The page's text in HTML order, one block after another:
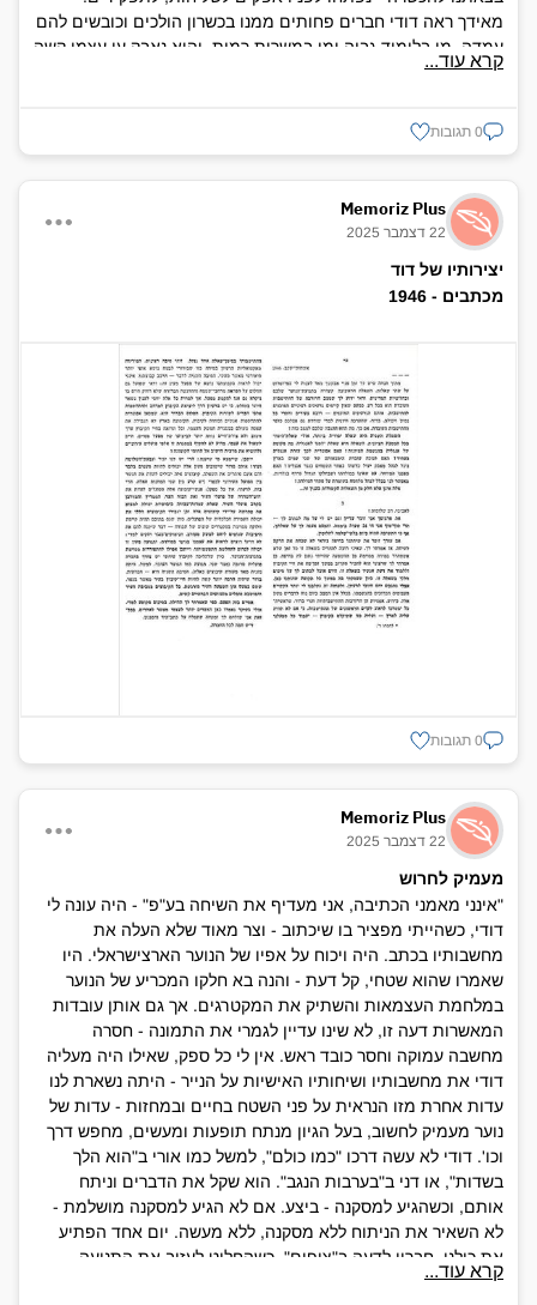
מאידך ראה דודי חברים פחותים ממנו בכשרון הולכים וכובשים להם
עמדה, מי בלימוד גבוה ומי במשרות רמות, והוא נאבק ען עצמו קשה
כדי להיווכח שמקומו הוא אך ורק במקום עבודה צנוע במשק קיבוצי.
והייתי רואה בזה הונאה עצמית - היה כועס ולא הודה כך מעולם.
דודי הוא אבטיפוס לרבים, שלא נתפתו לנוחיות, שהלכו אל הקשה
שלמים עם מעשיהם עד שהיו מוכנים לתת - ונתנו את החיים עצמם.
ג.ר. מתוך "מצבות על הדרך"
קרא עוד...
0 תגובות
Memoriz Plus
22 דצמבר 2025
יצירותיו של דוד
מכתבים - 1946
0 תגובות
Memoriz Plus
22 דצמבר 2025
מעמיק לחרוש
"אינני מאמני הכתיבה, אני מעדיף את השיחה בע"פ" - היה עונה לי
דודי, כשהייתי מפציר בו שיכתוב - וצר מאוד שלא העלה את
מחשבותיו בכתב. היה ויכוח על אפיו של הנוער הארצישראלי. היו
שאמרו שהוא שטחי, קל דעת - והנה בא חלקו המכריע של הנוער
במלחמת העצמאות והשתיק את המקטרגים. אך גם אותן עובדות
המאשרות דעה זו, לא שינו עדיין לגמרי את התמונה - חסרה
מחשבה עמוקה וחסר כובד ראש. אין לי כל ספק, שאילו היה מעליה
דודי את מחשבותיו ושיחותיו האישיות על הנייר - היתה נשארת לנו
עדות אחרת מזו הנראית על פני השטח בחיים ובמחזות - עדות של
נוער מעמיק לחשוב, בעל הגיון מנתח תופעות ומעשים, מחפש דרך
וכו'. דודי לא עשה דרכו "כמו כולם", למשל כמו אורי ב"הוא הלך
בשדות", או דני ב"בערבות הנגב". הוא שקל את הדברים וניתח
אותם, וכשהגיע למסקנה - ביצע. אם לא הגיע למסקנה מושלמת -
לא השאיר את הניתוח ללא מסקנה, ללא מעשה. יום אחד הפתיע
את כולנו, חבריו לדעה ב"צופים", כשהחליט לעזוב את התנועה
ולהתטרף לנוער העובד. הוא א הסתפק בדיבורים על "רעיון העבודה"
קרא עוד...